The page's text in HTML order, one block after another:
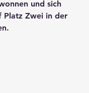
und sich
Platz Zwei in der